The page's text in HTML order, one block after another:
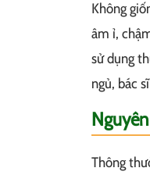
Không
âm ỉ,
sử dụng
ngủ, bác
Thông